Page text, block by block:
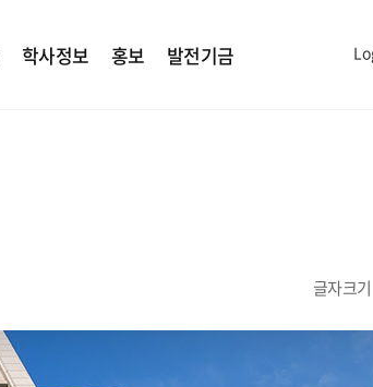
학사정보 홍보 발전기금
글자크기